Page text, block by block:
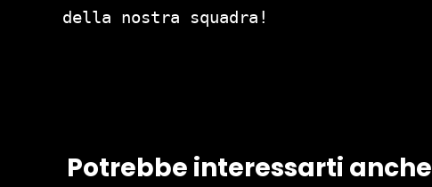
della nostra squadra!
Potrebbe interessarti anche